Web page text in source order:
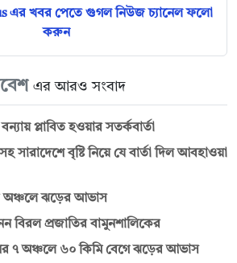
এর খবর পেতে গুগল নিউজ চ্যানেল ফলো
করুন
এর আরও সংবাদ
প্লাবিত হওয়ার সতর্কবার্তা
সারাদেশে বৃষ্টি নিয়ে যে বার্তা দিল আবহাওয়া
অঞ্চলে ঝড়ের আভাস
বিরল প্রজাতির বামুনশালিকের
৭ অঞ্চলে ৬০ কিমি বেগে ঝড়ের আভাস